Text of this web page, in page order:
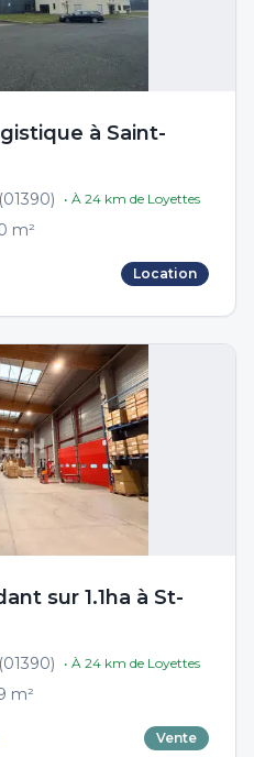
à Saint-
(01390) • À 24 km de Loyettes
m²
Location
sur 1.1ha à St-
(01390) • À 24 km de Loyettes
m²
Vente